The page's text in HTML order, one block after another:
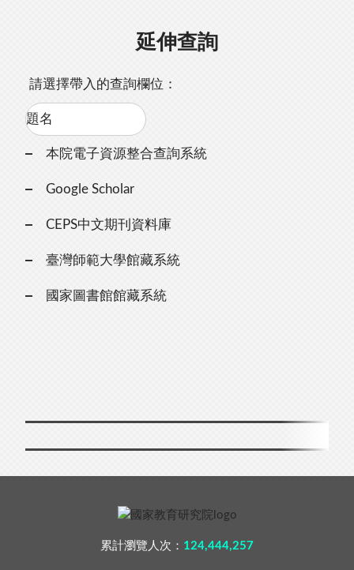
延伸查詢
請選擇帶入的查詢欄位：
本院電子資源整合查詢系統
Google Scholar
CEPS中文期刊資料庫
臺灣師範大學館藏系統
國家圖書館館藏系統
累計瀏覽人次： 124,444,257